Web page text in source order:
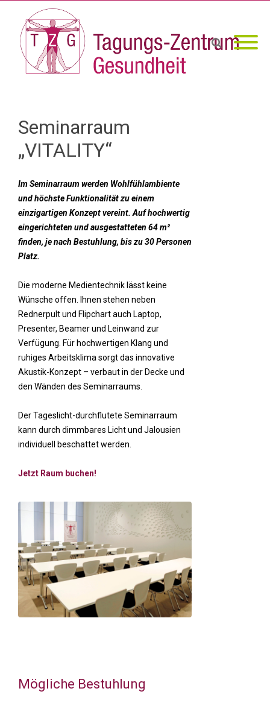
Seminarraum
„VITALITY“
Im Seminarraum werden Wohlfühlambiente
und höchste Funktionalität zu einem
einzigartigen Konzept vereint. Auf hochwertig
eingerichteten und ausgestatteten 64 m²
finden, je nach Bestuhlung, bis zu 30 Personen
Platz.
Die moderne Medientechnik lässt keine
Wünsche offen. Ihnen stehen neben
Rednerpult und Flipchart auch Laptop,
Presenter, Beamer und Leinwand zur
Verfügung. Für hochwertigen Klang und
ruhiges Arbeitsklima sorgt das innovative
Akustik-Konzept – verbaut in der Decke und
den Wänden des Seminarraums.
Der Tageslicht-durchflutete Seminarraum
kann durch dimmbares Licht und Jalousien
individuell beschattet werden.
Jetzt Raum buchen!
Mögliche Bestuhlung